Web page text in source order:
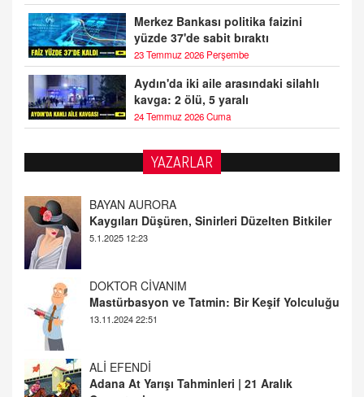
Merkez Bankası politika faizini
yüzde 37'de sabit bıraktı
23 Temmuz 2026 Perşembe
Aydın'da iki aile arasındaki silahlı
kavga: 2 ölü, 5 yaralı
24 Temmuz 2026 Cuma
YAZARLAR
BAYAN AURORA
5.1.2025 12:23
DOKTOR CİVANIM
13.11.2024 22:51
ALİ EFENDİ
Cumartesi
20.12.2024 12:46